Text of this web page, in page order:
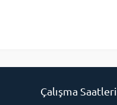
Çalışma Saatleri